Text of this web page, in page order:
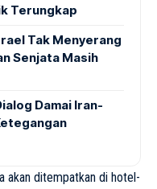
Terungkap
Tak Menyerang
Senjata Masih
Damai Iran-
akan ditempatkan di hotel-